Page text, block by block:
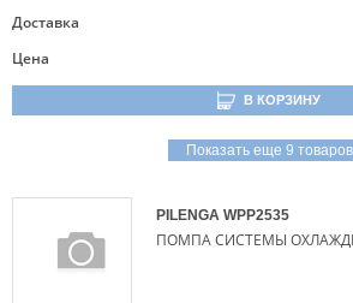
Доставка
Цена
В КОРЗИНУ
Показать еще 9 товаров
PILENGA WPP2535
ПОМПА СИСТЕМЫ